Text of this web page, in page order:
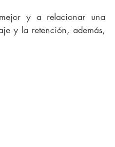
y a relacionar una
y la retención, además,